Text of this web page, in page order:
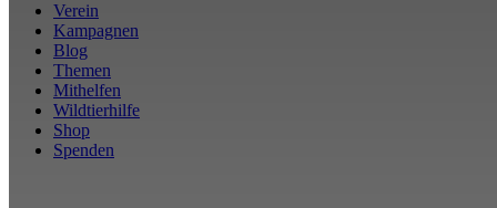
Verein
Kampagnen
Blog
Themen
Mithelfen
Wildtierhilfe
Shop
Spenden